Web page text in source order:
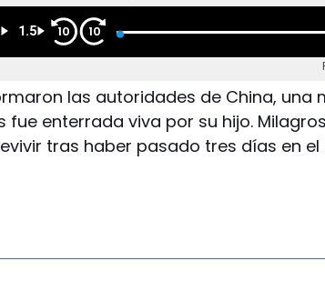
1.5 10 10
las autoridades de China, una
fue enterrada viva por su hijo.
tras haber pasado tres días en el